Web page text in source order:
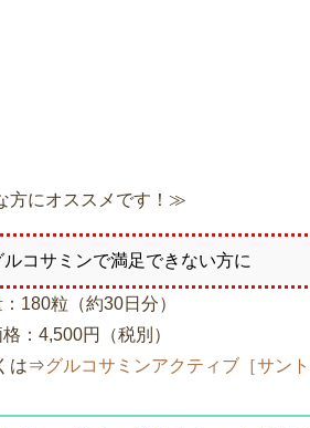
方にオススメです！≫
ルコサミンで満足できない方に
180粒（約30日分）
：4,500円（税別）
は⇒グルコサミンアクティブ［サン